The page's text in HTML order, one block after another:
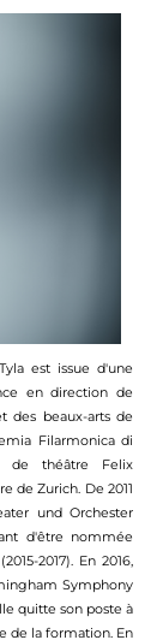
est issue d'une
en direction de
des beaux-arts de
Filarmonica di
de théâtre Felix
de Zurich. De 2011
und Orchester
d'être nommée
2017). En 2016,
Symphony
quitte son poste à
de la formation. En